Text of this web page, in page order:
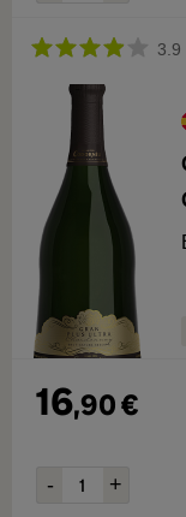
3.9
16,90€